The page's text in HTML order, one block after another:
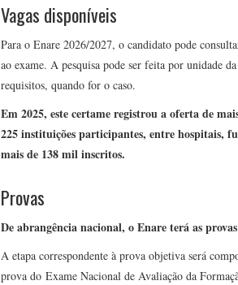
Vagas disponíveis
Para o Enare 2026/2027, o candidato pode
ao exame. A pesquisa pode ser feita por unidade
requisitos, quando for o caso.
Em 2025, este certame registrou a oferta de
225 instituições participantes, entre hospitais,
mais de 138 mil inscritos.
Provas
De abrangência nacional, o Enare terá as
A etapa correspondente à prova objetiva será
prova do Exame Nacional de Avaliação da